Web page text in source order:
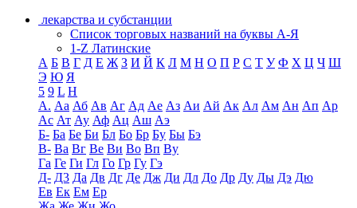
лекарства и субстанции
Список торговых названий на буквы А-Я
1-Z Латинские
А Б В Г Д Е Ж З И Й К Л М Н О П Р С Т У Ф Х Ц Ч Ш
Э Ю Я
5 9 L H
А. Аа Аб Ав Аг Ад Ае Аз Аи Ай Ак Ал Ам Ан Ап Ар
Ас Ат Ау Аф Ац Аш Аэ
Б- Ба Бе Би Бл Бо Бр Бу Бы Бэ
В- Ва Вг Ве Ви Во Вп Ву
Га Ге Ги Гл Го Гр Гу Гэ
Д- Д3 Да Дв Дг Де Дж Ди Дл До Др Ду Ды Дэ Дю
Ев Ек Ем Ер